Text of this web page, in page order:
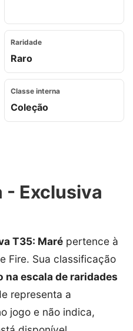
Raridade
Raro
Classe interna
Coleção
- Exclusiva
T35: Maré pertence à
Fire. Sua classificação
na escala de raridades
representa a
jogo e não indica,